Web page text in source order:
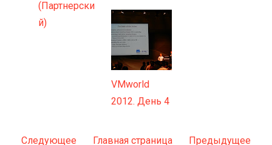
(Партнерски
й)
VMworld
2012. День 4
Следующее Предыдущее
Главная страница